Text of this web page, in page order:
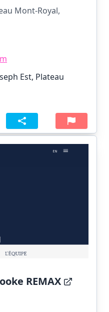
Mont-Royal,
Est, Plateau
REMAX